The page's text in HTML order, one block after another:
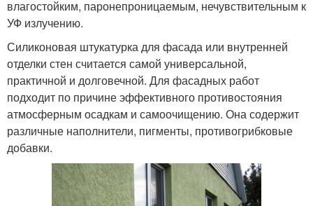
влагостойким, паронепроницаемым, нечувствительным к
УФ излучению.
Силиконовая штукатурка для фасада или внутренней
отделки стен считается самой универсальной,
практичной и долговечной. Для фасадных работ
подходит по причине эффективного противостояния
атмосферным осадкам и самоочищению. Она содержит
различные наполнители, пигменты, противогрибковые
добавки.